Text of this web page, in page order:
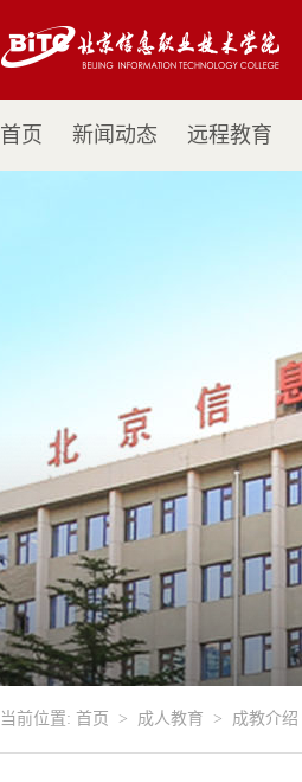
首页 新闻动态 远程教育
当前位置: 首页 > 成人教育 > 成教介绍